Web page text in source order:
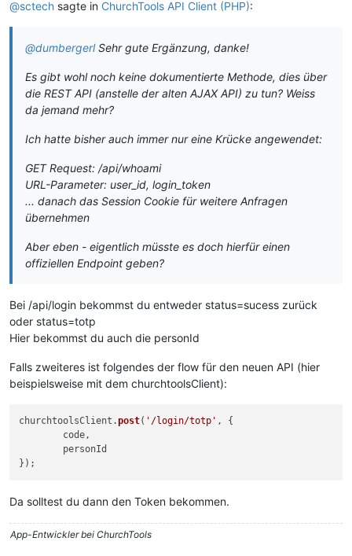
@sctech sagte in ChurchTools API Client (PHP):
@dumbergerlSehr gute Ergänzung, danke!
Es gibt wohl noch keine dokumentierte Methode, dies über
die REST API (anstelle der alten AJAX API) zu tun? Weiss
da jemand mehr?
Ich hatte bisher auch immer nur eine Krücke angewendet:
GET Request: /api/whoami
URL-Parameter: user_id, login_token
... danach das Session Cookie für weitere Anfragen
übernehmen
Aber eben - eigentlich müsste es doch hierfür einen
offiziellen Endpoint geben?
Bei /api/login bekommst du entweder status=sucess zurück
oder status=totp
Hier bekommst du auch die personId
Falls zweiteres ist folgendes der flow für den neuen API (hier
beispielsweise mit dem churchtoolsClient):
churchtoolsClient.post( '/login/totp' , {
Da solltest du dann den Token bekommen.
App-Entwickler bei ChurchTools